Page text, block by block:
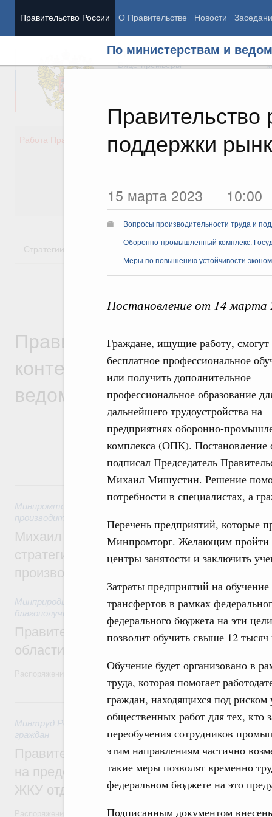
Правительство России О Правительстве Новости
По министерствам и
поддержки
15 марта 2023 10:00
Вопросы производительности труда и
Оборонно-промышленный комплекс.
Меры по повышению устойчивости
Постановление от 14
Граждане, ищущие работу,
бесплатное профессиональное
или получить дополнительное
профессиональное образование
дальнейшего трудоустройства на
предприятиях оборонно-
комплекса (ОПК). Постановление
подписал Председатель
Михаил Мишустин. Решение
потребности в специалистах, а
Перечень предприятий, которые
Минпромторг. Желающим пройти
центры занятости и заключить
Затраты предприятий на
трансфертов в рамках
федерального бюджета на эти
позволит обучить свыше 12 тысяч
Обучение будет организовано в
труда, которая помогает
граждан, находящихся под
общественных работ для тех, кто
переобучения сотрудников
этим направлениям частично
такие меры позволят временно
федеральном бюджете на это
Подписанным документом
Председатель Правительства
Вице-премьеры
Работа Правительства
Демография
Здоровье
Общество
Государство
Стратегии Государственные программы
Правительственная
контексте работы
ведомств
5 августа, среда
Минпромторг России Минэкономразвития России
5
производительности труда и поддержки занятости
Михаил Мишустин дал поручения по
стратегической сессии, посвящённой
производительности труда
Минприроды России 5 августа 2026, Национальный
благополучие»
Правительство увеличило объём
области в рамках федерального
Распоряжение от 3 августа 2026 года №2067-р
31 июля, пятница
Минтруд России 31 июля 2026,Социальная поддержка
граждан
Правительство направит регионам
на предоставление мер социальной
ЖКУ отдельным категориям граждан
Распоряжение от 30 июля 2026 года №2032-р